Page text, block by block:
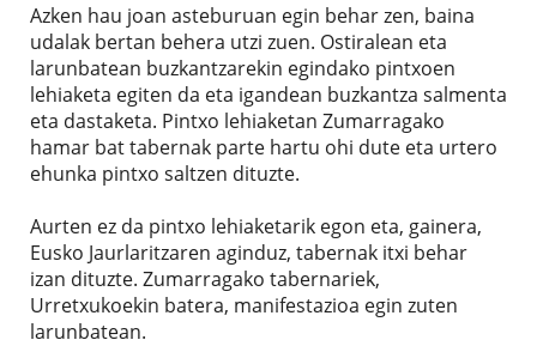
Azken hau joan asteburuan egin behar zen, baina
udalak bertan behera utzi zuen. Ostiralean eta
larunbatean buzkantzarekin egindako pintxoen
lehiaketa egiten da eta igandean buzkantza salmenta
eta dastaketa. Pintxo lehiaketan Zumarragako
hamar bat tabernak parte hartu ohi dute eta urtero
ehunka pintxo saltzen dituzte.
Aurten ez da pintxo lehiaketarik egon eta, gainera,
Eusko Jaurlaritzaren aginduz, tabernak itxi behar
izan dituzte. Zumarragako tabernariek,
Urretxukoekin batera, manifestazioa egin zuten
larunbatean.